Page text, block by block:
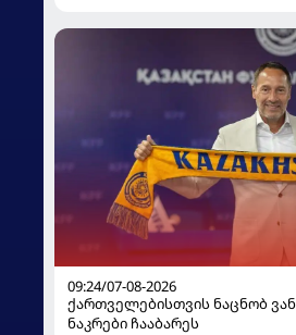
09:24/07-08-2026
ქართველებისთვის ნაცნობ
ნაკრები ჩააბარეს